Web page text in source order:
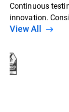
Continuous
innovation.
View All